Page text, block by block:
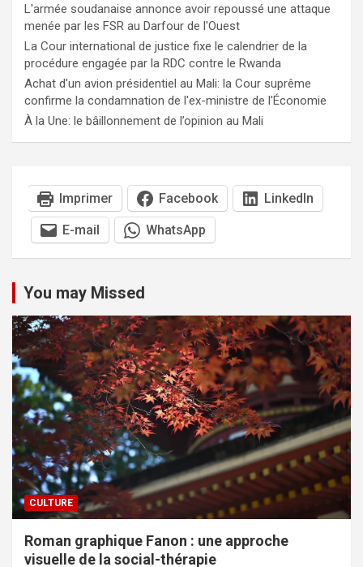
L'armée soudanaise annonce avoir repoussé une attaque
menée par les FSR au Darfour de l'Ouest
La Cour international de justice fixe le calendrier de la
procédure engagée par la RDC contre le Rwanda
Achat d'un avion présidentiel au Mali: la Cour suprême
confirme la condamnation de l'ex-ministre de l'Économie
À la Une: le bâillonnement de l’opinion au Mali
Imprimer Facebook LinkedIn
E-mail WhatsApp
You may Missed
CULTURE
Roman graphique Fanon : une approche
visuelle de la social-thérapie